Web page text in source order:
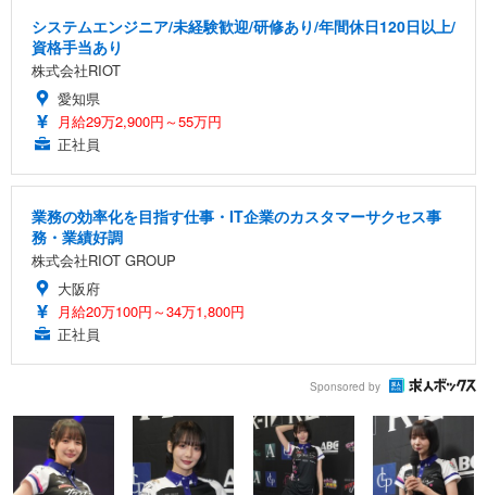
システムエンジニア/未経験歓迎/研修あり/年間休日120日以上/
資格手当あり
株式会社RIOT
愛知県
月給29万2,900円～55万円
正社員
業務の効率化を目指す仕事・IT企業のカスタマーサクセス事
務・業績好調
株式会社RIOT GROUP
大阪府
月給20万100円～34万1,800円
正社員
Sponsored by